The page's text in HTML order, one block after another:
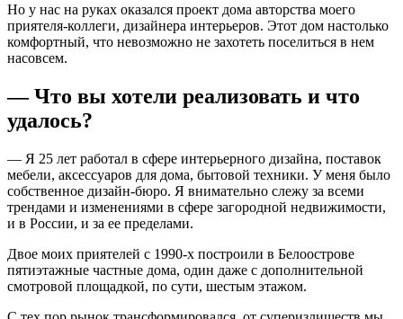
Но у нас на руках оказался проект дома авторства моего
приятеля-коллеги, дизайнера интерьеров. Этот дом настолько
комфортный, что невозможно не захотеть поселиться в нем
насовсем.
— Что вы хотели реализовать и что
удалось?
— Я 25 лет работал в сфере интерьерного дизайна, поставок
мебели, аксессуаров для дома, бытовой техники. У меня было
собственное дизайн-бюро. Я внимательно слежу за всеми
трендами и изменениями в сфере загородной недвижимости,
и в России, и за ее пределами.
Двое моих приятелей с 1990-х построили в Белоострове
пятиэтажные частные дома, один даже с дополнительной
смотровой площадкой, по сути, шестым этажом.